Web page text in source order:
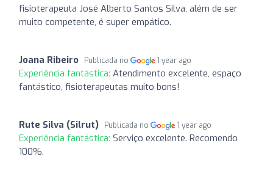
fisioterapeuta José Alberto Santos Silva, além de ser
muito competente, é super empático.
Joana Ribeiro Publicada no 1 year ago
Experiência fantástica: Atendimento excelente, espaço
fantástico, fisioterapeutas muito bons!
Rute Silva (Silrut) Publicada no 1 year ago
Experiência fantástica: Serviço excelente. Recomendo
100%.